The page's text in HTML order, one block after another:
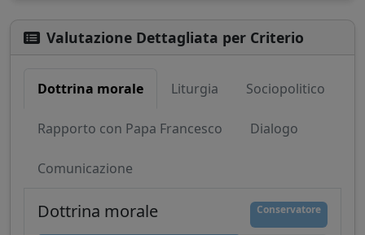
Valutazione Dettagliata per Criterio
Dottrina morale Liturgia Sociopolitico
Rapporto con Papa Francesco Dialogo
Comunicazione
Dottrina morale Conservatore